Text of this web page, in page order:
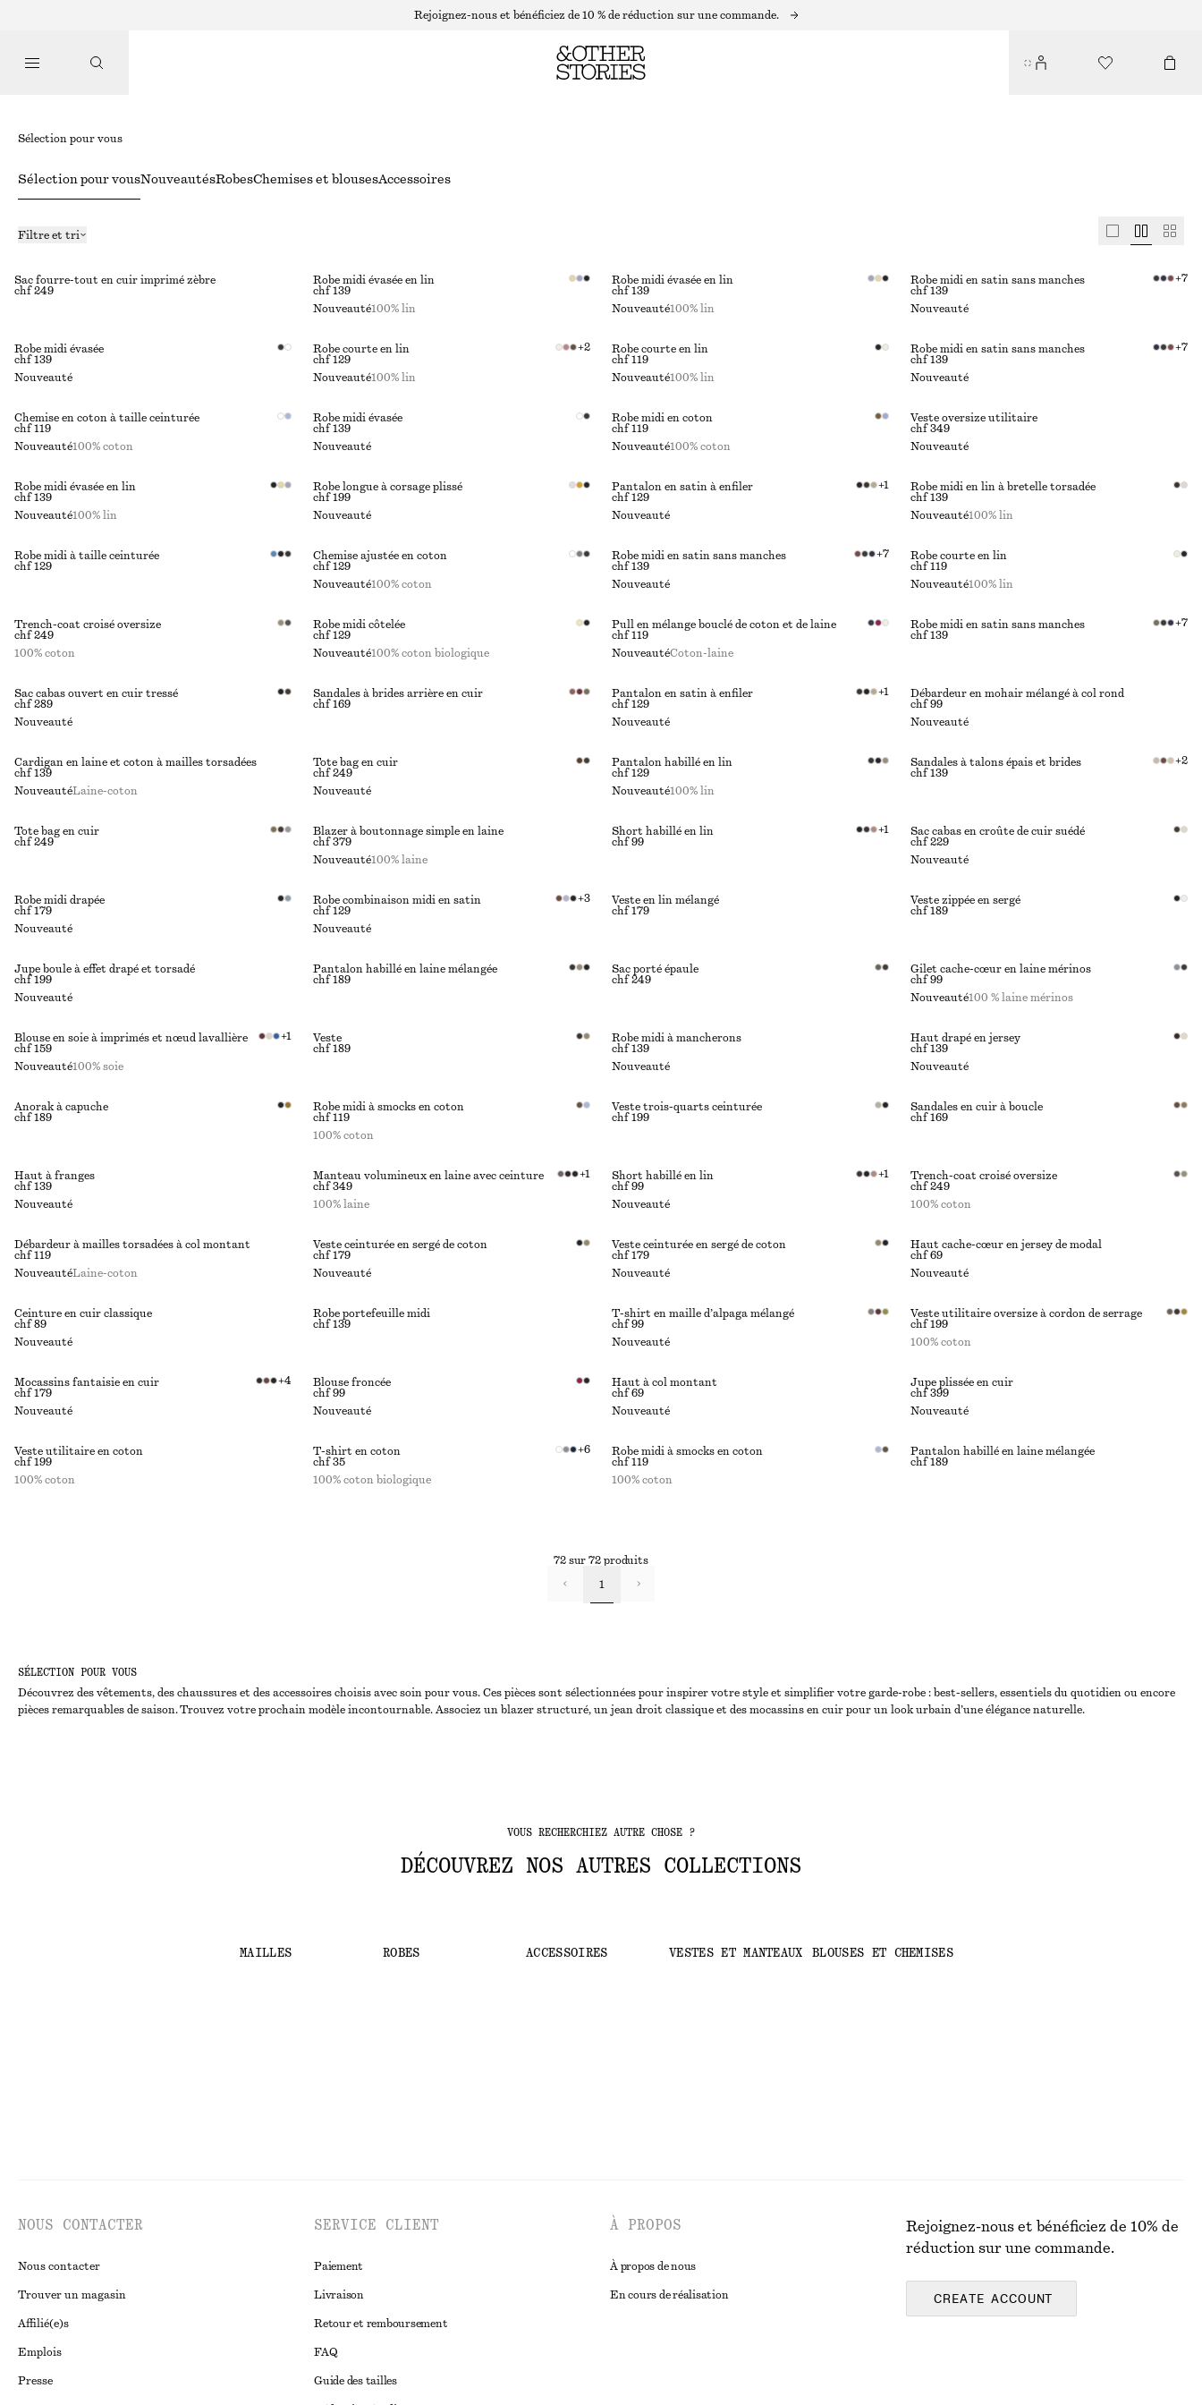
Rejoignez-nous et bénéficiez de 10 % de réduction sur une commande.
Sélection pour vous
SÉLECTION POUR VOUS
Découvrez des vêtements, des chaussures et des accessoires choisis avec soin pour vous. Ces pièces sont sélectionnées pour inspirer votre style et simplifier votre garde-robe : best-sellers, essentiels du quotidien ou encore
pièces remarquables de saison. Trouvez votre prochain modèle incontournable. Associez un blazer structuré, un jean droit classique et des mocassins en cuir pour un look urbain d’une élégance naturelle.
Sélection pour vousNouveautésRobesChemises et blousesAccessoires
Filtre et tri
Sac fourre-tout en cuir imprimé zèbre
chf 249
Robe midi évasée en lin
chf 139
Nouveauté100% lin
Robe midi évasée en lin
chf 139
Nouveauté100% lin
Robe midi en satin sans manches
chf 139
+7
Nouveauté
Robe midi évasée
chf 139
Nouveauté
Robe courte en lin
chf 129
+2
Nouveauté100% lin
Robe courte en lin
chf 119
Nouveauté100% lin
Robe midi en satin sans manches
chf 139
+7
Nouveauté
Chemise en coton à taille ceinturée
chf 119
Nouveauté100% coton
Robe midi évasée
chf 139
Nouveauté
Robe midi en coton
chf 119
Nouveauté100% coton
Veste oversize utilitaire
chf 349
Nouveauté
Robe midi évasée en lin
chf 139
Nouveauté100% lin
Robe longue à corsage plissé
chf 199
Nouveauté
Pantalon en satin à enfiler
chf 129
+1
Nouveauté
Robe midi en lin à bretelle torsadée
chf 139
Nouveauté100% lin
Robe midi à taille ceinturée
chf 129
Chemise ajustée en coton
chf 129
Nouveauté100% coton
Robe midi en satin sans manches
chf 139
+7
Nouveauté
Robe courte en lin
chf 119
Nouveauté100% lin
Trench-coat croisé oversize
chf 249
100% coton
Robe midi côtelée
chf 129
Nouveauté100% coton biologique
Pull en mélange bouclé de coton et de laine
chf 119
NouveautéCoton-laine
Robe midi en satin sans manches
chf 139
+7
Sac cabas ouvert en cuir tressé
chf 289
Nouveauté
Sandales à brides arrière en cuir
chf 169
Pantalon en satin à enfiler
chf 129
+1
Nouveauté
Débardeur en mohair mélangé à col rond
chf 99
Nouveauté
Cardigan en laine et coton à mailles torsadées
chf 139
NouveautéLaine-coton
Tote bag en cuir
chf 249
Nouveauté
Pantalon habillé en lin
chf 129
Nouveauté100% lin
Sandales à talons épais et brides
chf 139
+2
Tote bag en cuir
chf 249
Blazer à boutonnage simple en laine
chf 379
Nouveauté100% laine
Short habillé en lin
chf 99
+1
Sac cabas en croûte de cuir suédé
chf 229
Nouveauté
Robe midi drapée
chf 179
Nouveauté
Robe combinaison midi en satin
chf 129
+3
Nouveauté
Veste en lin mélangé
chf 179
Veste zippée en sergé
chf 189
Jupe boule à effet drapé et torsadé
chf 199
Nouveauté
Pantalon habillé en laine mélangée
chf 189
Sac porté épaule
chf 249
Gilet cache-cœur en laine mérinos
chf 99
Nouveauté100 % laine mérinos
Blouse en soie à imprimés et nœud lavallière
chf 159
+1
Nouveauté100% soie
Veste
chf 189
Robe midi à mancherons
chf 139
Nouveauté
Haut drapé en jersey
chf 139
Nouveauté
Anorak à capuche
chf 189
Robe midi à smocks en coton
chf 119
100% coton
Veste trois-quarts ceinturée
chf 199
Sandales en cuir à boucle
chf 169
Haut à franges
chf 139
Nouveauté
Manteau volumineux en laine avec ceinture
chf 349
+1
100% laine
Short habillé en lin
chf 99
+1
Nouveauté
Trench-coat croisé oversize
chf 249
100% coton
Débardeur à mailles torsadées à col montant
chf 119
NouveautéLaine-coton
Veste ceinturée en sergé de coton
chf 179
Nouveauté
Veste ceinturée en sergé de coton
chf 179
Nouveauté
Haut cache-cœur en jersey de modal
chf 69
Nouveauté
Ceinture en cuir classique
chf 89
Nouveauté
Robe portefeuille midi
chf 139
T-shirt en maille d’alpaga mélangé
chf 99
Nouveauté
Veste utilitaire oversize à cordon de serrage
chf 199
100% coton
Mocassins fantaisie en cuir
chf 179
+4
Nouveauté
Blouse froncée
chf 99
Nouveauté
Haut à col montant
chf 69
Nouveauté
Jupe plissée en cuir
chf 399
Nouveauté
Veste utilitaire en coton
chf 199
100% coton
T-shirt en coton
chf 35
+6
100% coton biologique
Robe midi à smocks en coton
chf 119
100% coton
Pantalon habillé en laine mélangée
chf 189
72 sur 72 produits
1
VOUS RECHERCHIEZ AUTRE CHOSE ?
DÉCOUVREZ NOS AUTRES COLLECTIONS
MAILLES ROBES ACCESSOIRES VESTES ET MANTEAUX BLOUSES ET CHEMISES
NOUS CONTACTER
Nous contacter
Trouver un magasin
Affilié(e)s
Emplois
Presse
SERVICE CLIENT
Paiement
Livraison
Retour et remboursement
FAQ
Guide des tailles
À PROPOS
À propos de nous
En cours de réalisation
Rejoignez-nous et bénéficiez de 10% de
réduction sur une commande.
CREATE ACCOUNT